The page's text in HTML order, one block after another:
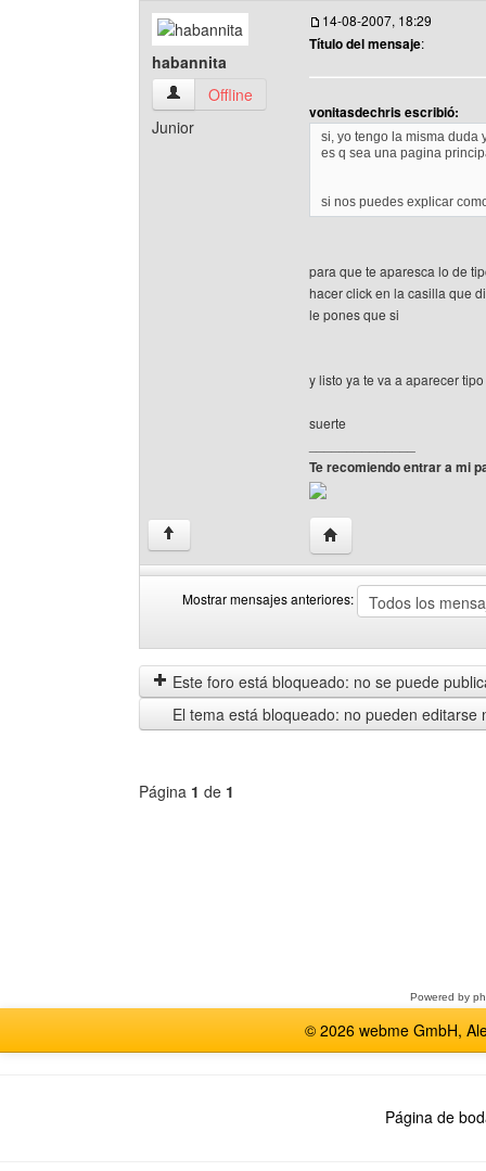
habannita
habannita Ver perfil del usuario
Offline
Junior
14-08-2007, 18:29
Título del mensaje:
vonitasdechris escribió:
si, yo tengo la misma duda
es q sea una pagina
si nos puedes explicar
para que te aparesca lo de
hacer click en la casilla que
le pones que si
y listo ya te va a aparecer
suerte
Te recomiendo entrar a mi
↑ Visitar sitio web del
Mostrar mensajes anteriores:
mensajes
anteriores
by
Este foro está bloqueado: no se puede
El tema está bloqueado: no pueden editarse
Página 1 de 1
Powered by
© 2026 webme GmbH,
Página de